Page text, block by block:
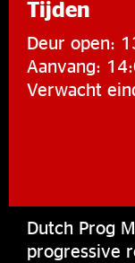
Tijden
Deur open:
Aanvang:
Verwacht
Dutch Prog
progressive